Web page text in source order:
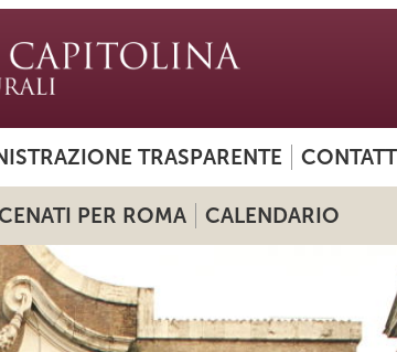
TRASPARENTE
PER ROMA CALENDARIO